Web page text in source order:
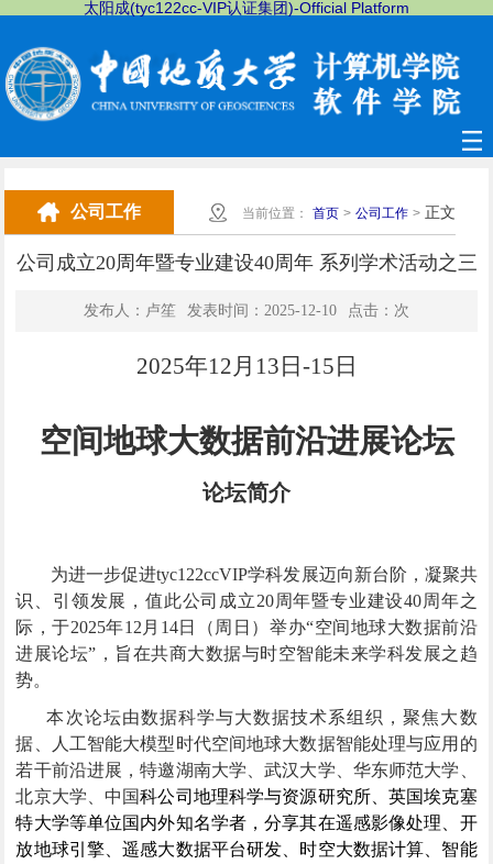
太阳成(tyc122cc-VIP认证集团)-Official Platform
公司工作 当前位置： 首页 > 公司工作 >正文
公司成立20周年暨专业建设40周年 系列学术活动之三
发布人：卢笙 发表时间：2025-12-10 点击： 次
2025年12月13日-15日
空间地球大数据前沿进展论坛
论坛简介
为进一步促进tyc122ccVIP学科发展迈向新台阶，凝聚共
识、引领发展，值此公司成立20周年暨专业建设40周年之
际，于2025年12月14日（周日）举办“空间地球大数据前沿
进展论坛”，旨在共商大数据与时空智能未来学科发展之趋
势。
本次论坛由数据科学与大数据技术系组织，聚焦大数
据、人工智能大模型时代空间地球大数据智能处理与应用的
若干前沿进展，特邀湖南大学、武汉大学、华东师范大学、
北京大学、中国科公司地理科学与资源研究所、英国埃克塞
特大学等单位国内外知名学者，分享其在遥感影像处理、开
放地球引擎、遥感大数据平台研发、时空大数据计算、智能